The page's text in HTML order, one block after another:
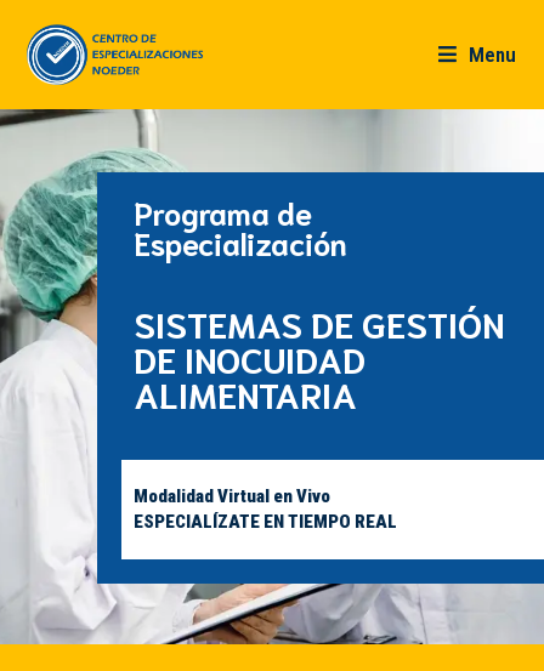
Menu
Programa de
Especialización
SISTEMAS DE GESTIÓN
DE INOCUIDAD
ALIMENTARIA
Modalidad Virtual en Vivo
ESPECIALÍZATE EN TIEMPO REAL